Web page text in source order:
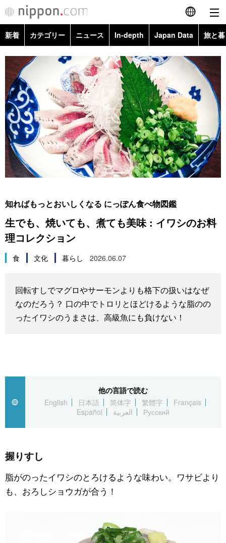
English
简体字
繁體字
Français
Español
العربية
カテゴリー
政治・外交
経済・ビジネス
社会
文化
暮らし
ニュース
トップ
In-depth
旅と暮らし
動画/Live
Cinema
新着 カテゴリー ニュース In-depth Japan Data 旅と
政治・外交
経済・ビジネス
国際・海外
社会
文化
スポーツ・東京2020
Topics
Images
People
東京
お知らせ
知ればもっとおいしくなる にっぽん食べ物図鑑
生でも、焼いても、煮ても美味 : イワシのお料
理コレクション
食 文化 暮らし 2026.06.07
回転すしでマグロやサーモンよりも格下の扱いはなぜ
なのだろう？ 口の中でトロリとほどけるような脂のの
ったイワシのうまさは、高級魚にも負けない！
他の言語で読む
English
日本語 简体字 繁體字
Français
Español
العربية Русский
握りすし
脂がのったイワシのとろけるような味わい。ワサビより
も、おろしショウガが合う！